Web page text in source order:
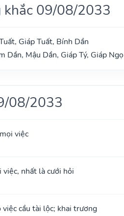
khắc 09/08/2033
Giáp Tuất, Bính Dần
Dần, Mậu Dần, Giáp Tý, Giáp Ngọ
08/2033
việc
nhất là cưới hỏi
cầu tài lộc; khai trương